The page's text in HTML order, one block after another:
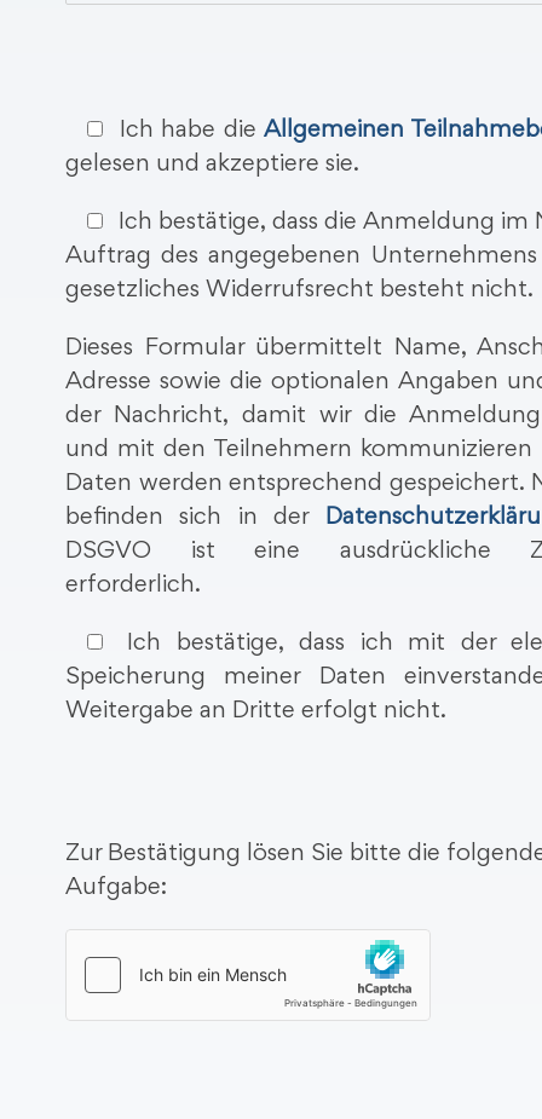
Ich habe die Allgemeinen
gelesen und akzeptiere sie.
Ich bestätige, dass die Anmeldung im
Auftrag des angegebenen
gesetzliches Widerrufsrecht besteht nicht.
Dieses Formular übermittelt Name,
Adresse sowie die optionalen Angaben
der Nachricht, damit wir die
und mit den Teilnehmern kommunizieren
Daten werden entsprechend gespeichert.
befinden sich in der
DSGVO ist eine ausdrückliche
erforderlich.
Ich bestätige, dass ich mit der
Speicherung meiner Daten
Weitergabe an Dritte erfolgt nicht.
Zur Bestätigung lösen Sie bitte die
Aufgabe: